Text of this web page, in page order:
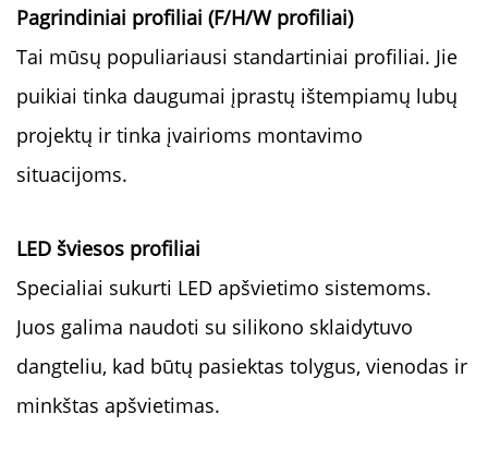
Pagrindiniai profiliai (F/H/W profiliai)
Tai mūsų populiariausi standartiniai profiliai. Jie
puikiai tinka daugumai įprastų ištempiamų lubų
projektų ir tinka įvairioms montavimo
situacijoms.
LED šviesos profiliai
Specialiai sukurti LED apšvietimo sistemoms.
Juos galima naudoti su silikono sklaidytuvo
dangteliu, kad būtų pasiektas tolygus, vienodas ir
minkštas apšvietimas.